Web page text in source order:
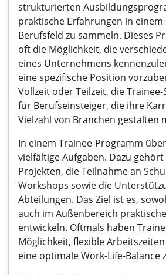
strukturierten
praktische Erfahrungen in
Berufsfeld zu sammeln. Dieses
oft die Möglichkeit, die
eines Unternehmens
eine spezifische Position
Vollzeit oder Teilzeit, die
für Berufseinsteiger, die ihre
Vielzahl von Branchen gestalten
In einem Trainee-Programm
vielfältige Aufgaben. Dazu
Projekten, die Teilnahme an
Workshops sowie die
Abteilungen. Das Ziel ist es,
auch im Außenbereich
entwickeln. Oftmals haben
Möglichkeit, flexible
eine optimale Work-Life-Balance